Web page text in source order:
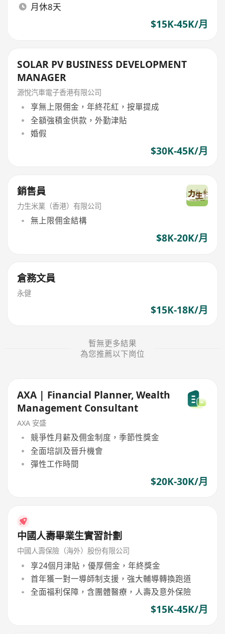
月休8天
$15K-45K/月
SOLAR PV BUSINESS DEVELOPMENT
MANAGER
源悅汽車電子香港有限公司
享無上限佣金，年終花紅，按單提成
全額強積金供款，外勤津貼
婚假
$30K-45K/月
銷售員
力生米業（香港）有限公司
無上限佣金結構
$8K-20K/月
倉務文員
永健
$15K-18K/月
暫無更多結果
為您推薦以下崗位
AXA | Financial Planner, Wealth
Management Consultant
AXA 安盛
競爭性月薪及佣金制度，季節性獎金
全面培訓及晉升機會
彈性工作時間
$20K-30K/月
中國人壽畢業生實習計劃
中國人壽保險（海外）股份有限公司
享24個月津貼，優厚佣金，年終獎金
首年獲一對一導師制支援，強大輔導轉換跑道
全面福利保障，含團體醫療，人壽及意外保險
$15K-45K/月